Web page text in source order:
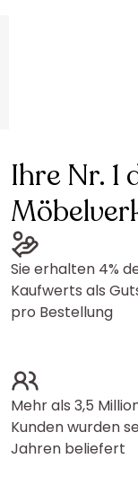
Ihre Nr. 1
Sie erhalten 4%
Kaufwerts als
pro Bestellung
Mehr als 3,5
Kunden wurden
Jahren beliefert